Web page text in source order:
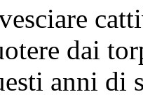
dai
anni di